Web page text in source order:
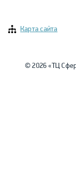
Карта сайта
© 2026 «ТЦ